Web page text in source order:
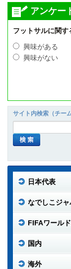
アンケー
フットサルに関す
興味がある
興味がない
サイト内検索（チーム
日本代表
なでしこジャ
FIFAワール
国内
海外